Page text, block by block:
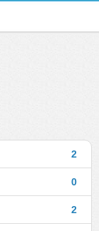
2
0
2